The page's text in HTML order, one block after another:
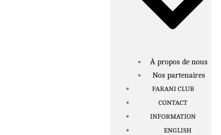
À propos de nous
Nos partenaires
FARANI CLUB
CONTACT
INFORMATION
ENGLISH